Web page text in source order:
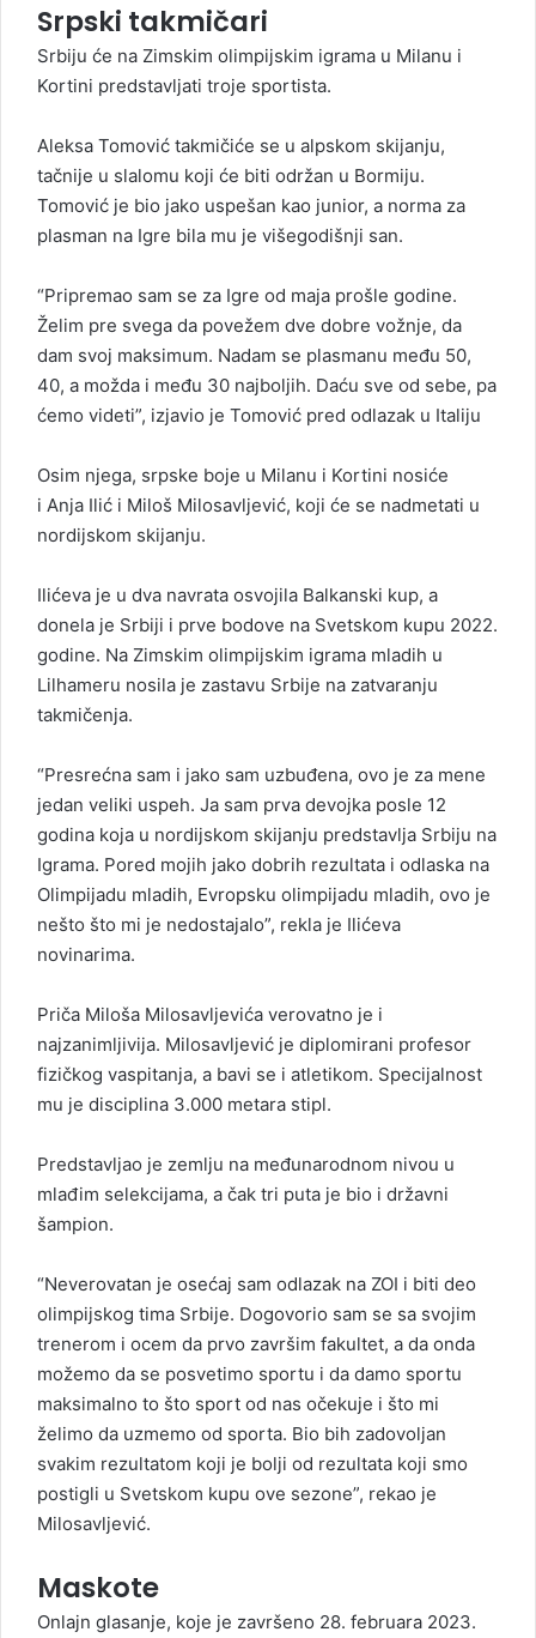
Srpski takmičari
Srbiju će na Zimskim olimpijskim igrama u Milanu i
Kortini predstavljati troje sportista.
Aleksa Tomović takmičiće se u alpskom skijanju,
tačnije u slalomu koji će biti održan u Bormiju.
Tomović je bio jako uspešan kao junior, a norma za
plasman na Igre bila mu je višegodišnji san.
“Pripremao sam se za Igre od maja prošle godine.
Želim pre svega da povežem dve dobre vožnje, da
dam svoj maksimum. Nadam se plasmanu među 50,
40, a možda i među 30 najboljih. Daću sve od sebe, pa
ćemo videti”, izjavio je Tomović pred odlazak u Italiju
Osim njega, srpske boje u Milanu i Kortini nosiće
i Anja Ilić i Miloš Milosavljević, koji će se nadmetati u
nordijskom skijanju.
Ilićeva je u dva navrata osvojila Balkanski kup, a
donela je Srbiji i prve bodove na Svetskom kupu 2022.
godine. Na Zimskim olimpijskim igrama mladih u
Lilhameru nosila je zastavu Srbije na zatvaranju
takmičenja.
“Presrećna sam i jako sam uzbuđena, ovo je za mene
jedan veliki uspeh. Ja sam prva devojka posle 12
godina koja u nordijskom skijanju predstavlja Srbiju na
Igrama. Pored mojih jako dobrih rezultata i odlaska na
Olimpijadu mladih, Evropsku olimpijadu mladih, ovo je
nešto što mi je nedostajalo”, rekla je Ilićeva
novinarima.
Priča Miloša Milosavljevića verovatno je i
najzanimljivija. Milosavljević je diplomirani profesor
fizičkog vaspitanja, a bavi se i atletikom. Specijalnost
mu je disciplina 3.000 metara stipl.
Predstavljao je zemlju na međunarodnom nivou u
mlađim selekcijama, a čak tri puta je bio i državni
šampion.
“Neverovatan je osećaj sam odlazak na ZOI i biti deo
olimpijskog tima Srbije. Dogovorio sam se sa svojim
trenerom i ocem da prvo završim fakultet, a da onda
možemo da se posvetimo sportu i da damo sportu
maksimalno to što sport od nas očekuje i što mi
želimo da uzmemo od sporta. Bio bih zadovoljan
svakim rezultatom koji je bolji od rezultata koji smo
postigli u Svetskom kupu ove sezone”, rekao je
Milosavljević.
Maskote
Onlajn glasanje, koje je završeno 28. februara 2023.